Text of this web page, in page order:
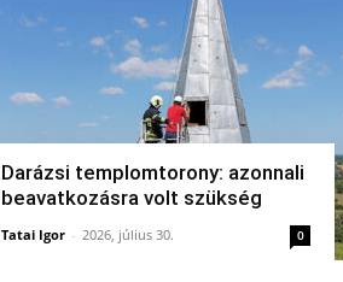
Darázsi templomtorony: azonnali
beavatkozásra volt szükség
Tatai Igor - 2026, július 30. 0